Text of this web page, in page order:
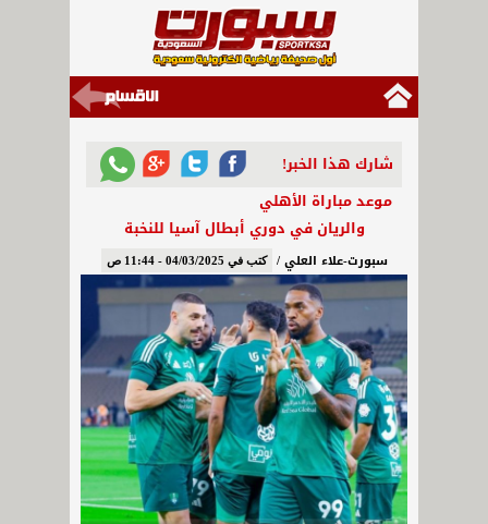
شارك هذا الخبر!
موعد مباراة الأهلي
والريان في دوري أبطال آسيا للنخبة
سبورت-علاء العلي / كتب في 04/03/2025 - 11:44 ص